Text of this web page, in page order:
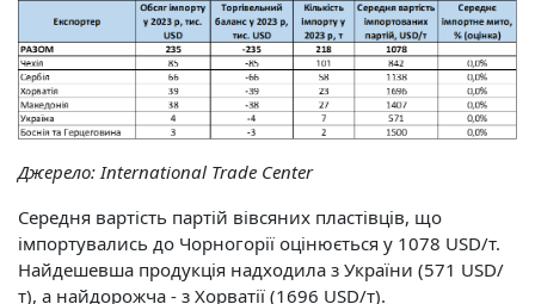
Джерело: International Trade Center
Середня вартість партій вівсяних пластівців, що
імпортувались до Чорногорії оцінюється у 1078 USD/т.
Найдешевша продукція надходила з України (571 USD/
т), а найдорожча - з Хорватії (1696 USD/т).